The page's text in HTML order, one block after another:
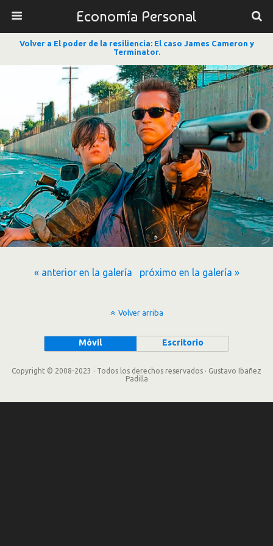
Economía Personal
Volver a El poder de la resiliencia: El caso James Cameron y
Terminator.
« anterior en la galería próximo en la galería »
Volver arriba
Móvil Escritorio
Copyright © 2008-2023 · Todos los derechos reservados · Gustavo Ibañez
Padilla